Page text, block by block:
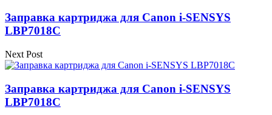
Заправка картриджа для Canon i-SENSYS
LBP7018C
Next Post
Заправка картриджа для Canon i-SENSYS
LBP7018C